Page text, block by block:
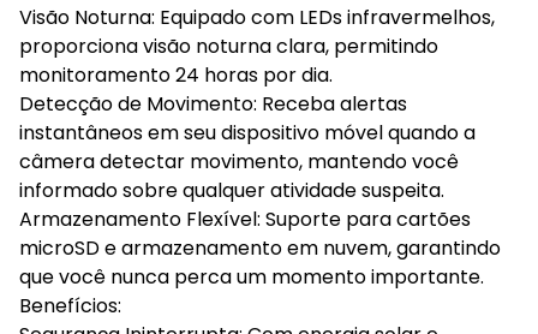
Visão Noturna: Equipado com LEDs infravermelhos,
proporciona visão noturna clara, permitindo
monitoramento 24 horas por dia.
Detecção de Movimento: Receba alertas
instantâneos em seu dispositivo móvel quando a
câmera detectar movimento, mantendo você
informado sobre qualquer atividade suspeita.
Armazenamento Flexível: Suporte para cartões
microSD e armazenamento em nuvem, garantindo
que você nunca perca um momento importante.
Benefícios: